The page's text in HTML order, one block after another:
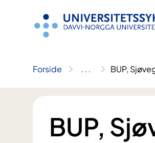
Forside .. . BUP,
BUP,